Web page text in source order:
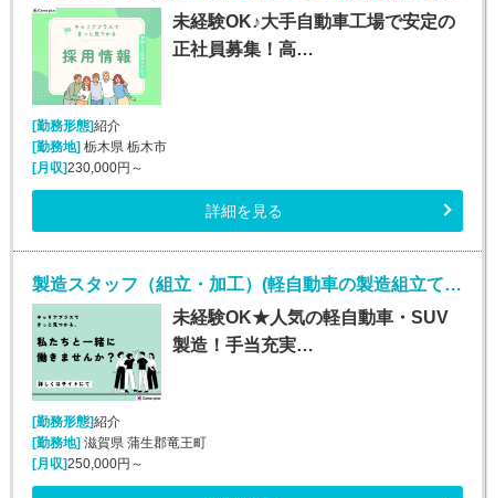
未経験OK♪大手自動車工場で安定の
正社員募集！高…
[勤務形態]紹介
[勤務地] 栃木県 栃木市
[月収]230,000円～
詳細を見る
製造スタッフ（組立・加工）(軽自動車の製造組立て・検査/20～30代男性活躍中)
未経験OK★人気の軽自動車・SUV
製造！手当充実…
[勤務形態]紹介
[勤務地]滋賀県 蒲生郡竜王町
[月収]250,000円～